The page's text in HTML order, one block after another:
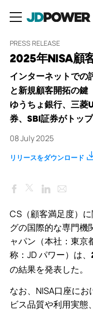
PRESS RELEASE
2025年NISA顧
インターネットでの
と新規顧客開拓の鍵
ゆうちょ銀行、三菱
券、SBI証券がトップ
08 July 2025
リリースをダウンロード
Facebook
Twitter
CS（顧客満足度）
グの国際的な専門機
ャパン（本社：東京
称：JD パワー）は、
の結果を発表した。
なお、NISA口座に
ビス品質や利用実態